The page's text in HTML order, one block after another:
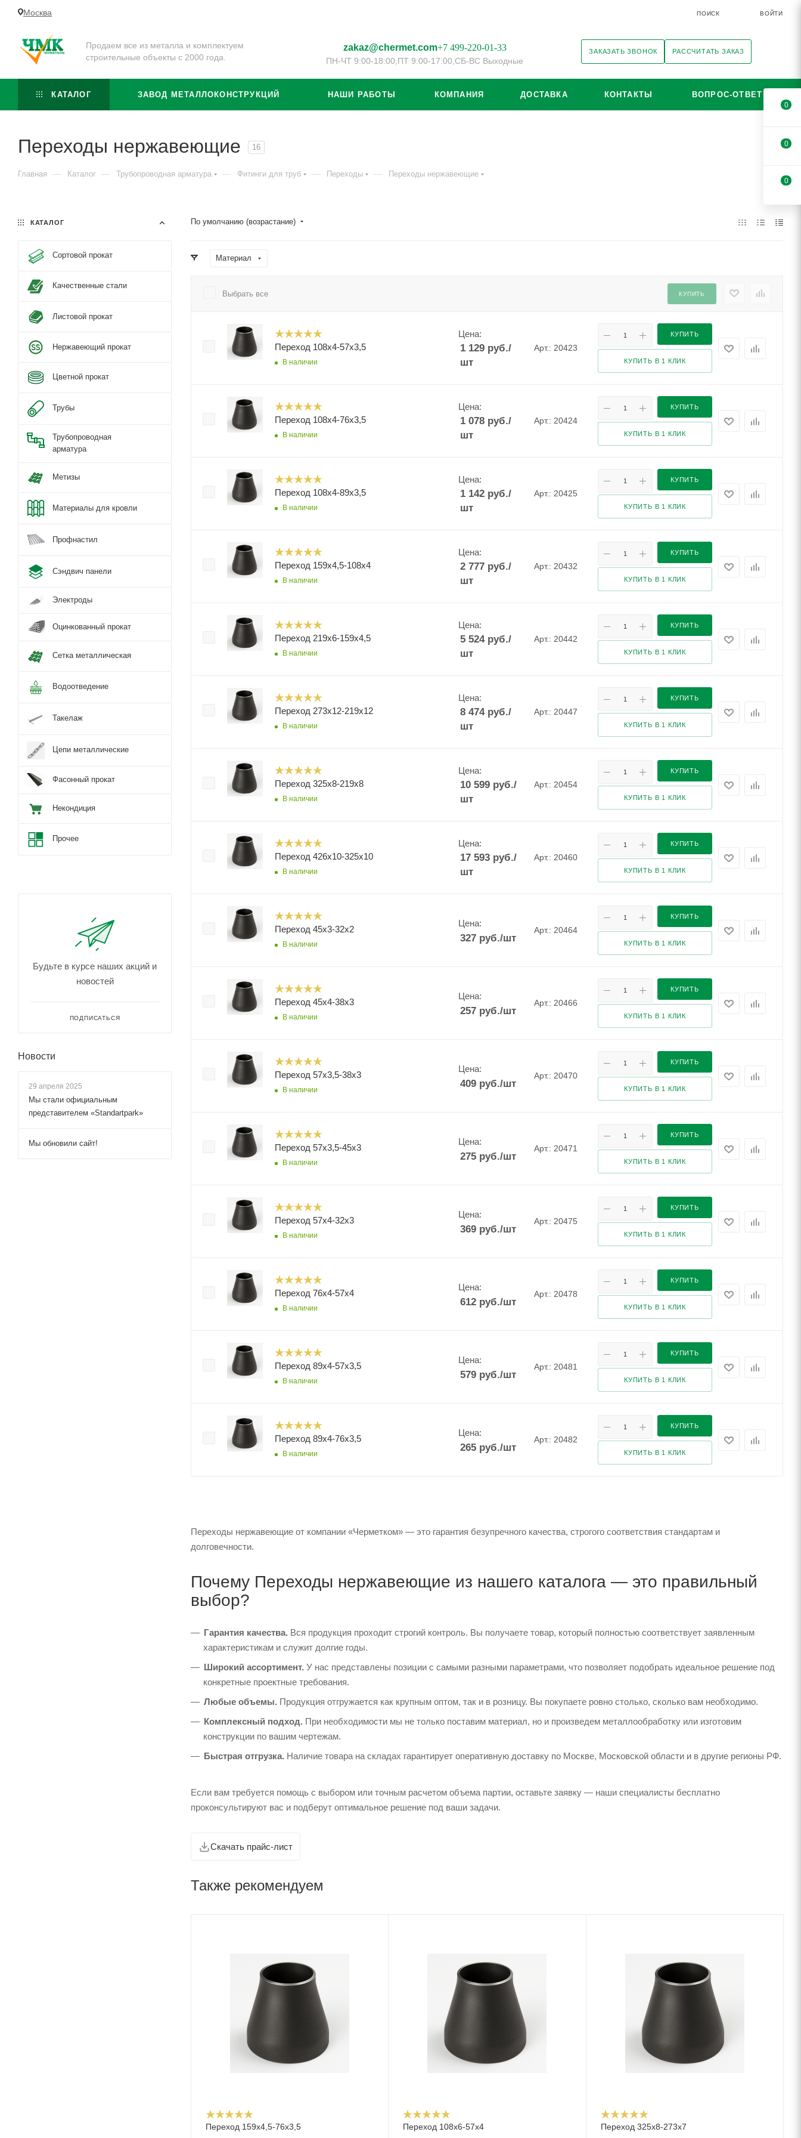
Москва ПОИСК ВОЙТИ
Продаем все из металла и комплектуем
строительные объекты с 2000 года.
zakaz@chermet.com+7 499-220-01-33
ПН-ЧТ 9:00-18:00, ПТ 9:00-17:00, СБ-ВС Выходные
ЗАКАЗАТЬ ЗВОНОК РАССЧИТАТЬ ЗАКАЗ
КАТАЛОГ ЗАВОД МЕТАЛЛОКОНСТРУКЦИЙ НАШИ РАБОТЫ КОМПАНИЯ ДОСТАВКА КОНТАКТЫ ВОПРОС-ОТВЕТ
Переходы нержавеющие 16
Главная — Каталог — Трубопроводная арматура — Фитинги для труб — Переходы — Переходы нержавеющие
По умолчанию (возрастание)
Материал
Выбрать все КУПИТЬ
Переход 108х4-57х3,5
В наличии
Цена:
1 129руб./
шт
Арт.: 20423
КУПИТЬ
КУПИТЬ В 1 КЛИК
Переход 108х4-76х3,5
В наличии
Цена:
1 078руб./
шт
Арт.: 20424
КУПИТЬ
КУПИТЬ В 1 КЛИК
Переход 108х4-89х3,5
В наличии
Цена:
1 142руб./
шт
Арт.: 20425
КУПИТЬ
КУПИТЬ В 1 КЛИК
Переход 159х4,5-108х4
В наличии
Цена:
2 777руб./
шт
Арт.: 20432
КУПИТЬ
КУПИТЬ В 1 КЛИК
Переход 219х6-159х4,5
В наличии
Цена:
5 524руб./
шт
Арт.: 20442
КУПИТЬ
КУПИТЬ В 1 КЛИК
Переход 273х12-219х12
В наличии
Цена:
8 474руб./
шт
Арт.: 20447
КУПИТЬ
КУПИТЬ В 1 КЛИК
Переход 325х8-219х8
В наличии
Цена:
10 599руб./
шт
Арт.: 20454
КУПИТЬ
КУПИТЬ В 1 КЛИК
Переход 426х10-325х10
В наличии
Цена:
17 593руб./
шт
Арт.: 20460
КУПИТЬ
КУПИТЬ В 1 КЛИК
Переход 45х3-32х2
В наличии
Цена:
327руб./шт
Арт.: 20464
КУПИТЬ
КУПИТЬ В 1 КЛИК
Переход 45х4-38х3
В наличии
Цена:
257руб./шт
Арт.: 20466
КУПИТЬ
КУПИТЬ В 1 КЛИК
Переход 57х3,5-38х3
В наличии
Цена:
409руб./шт
Арт.: 20470
КУПИТЬ
КУПИТЬ В 1 КЛИК
Переход 57х3,5-45х3
В наличии
Цена:
275руб./шт
Арт.: 20471
КУПИТЬ
КУПИТЬ В 1 КЛИК
Переход 57х4-32х3
В наличии
Цена:
369руб./шт
Арт.: 20475
КУПИТЬ
КУПИТЬ В 1 КЛИК
Переход 76х4-57х4
В наличии
Цена:
612руб./шт
Арт.: 20478
КУПИТЬ
КУПИТЬ В 1 КЛИК
Переход 89х4-57х3,5
В наличии
Цена:
579руб./шт
Арт.: 20481
КУПИТЬ
КУПИТЬ В 1 КЛИК
Переход 89х4-76х3,5
В наличии
Цена:
265руб./шт
Арт.: 20482
КУПИТЬ
КУПИТЬ В 1 КЛИК
Переходы нержавеющие от компании «Черметком» — это гарантия безупречного качества, строгого соответствия стандартам и
долговечности.
Почему Переходы нержавеющие из нашего каталога — это правильный
выбор?
Гарантия качества. Вся продукция проходит строгий контроль. Вы получаете товар, который полностью соответствует заявленным
характеристикам и служит долгие годы.
Широкий ассортимент. У нас представлены позиции с самыми разными параметрами, что позволяет подобрать идеальное решение под
конкретные проектные требования.
Любые объемы. Продукция отгружается как крупным оптом, так и в розницу. Вы покупаете ровно столько, сколько вам необходимо.
Комплексный подход. При необходимости мы не только поставим материал, но и произведем металлообработку или изготовим
конструкции по вашим чертежам.
Быстрая отгрузка. Наличие товара на складах гарантирует оперативную доставку по Москве, Московской области и в другие регионы РФ.
Если вам требуется помощь с выбором или точным расчетом объема партии, оставьте заявку — наши специалисты бесплатно
проконсультируют вас и подберут оптимальное решение под ваши задачи.
Скачать прайс-лист
Также рекомендуем
Переход 159х4,5-76х3,5 Переход 108х6-57х4 Переход 325х8-273х7
КАТАЛОГ
Сортовой прокат
Качественные стали
Листовой прокат
Нержавеющий прокат
Цветной прокат
Трубы
Трубопроводная
арматура
Метизы
Материалы для кровли
Профнастил
Сэндвич панели
Электроды
Оцинкованный прокат
Сетка металлическая
Водоотведение
Такелаж
Цепи металлические
Фасонный прокат
Некондиция
Прочее
Будьте в курсе наших акций и
новостей
ПОДПИСАТЬСЯ
Новости
29 апреля 2025
Мы стали официальным
представителем «Standartpark»
Мы обновили сайт!
0
0
0